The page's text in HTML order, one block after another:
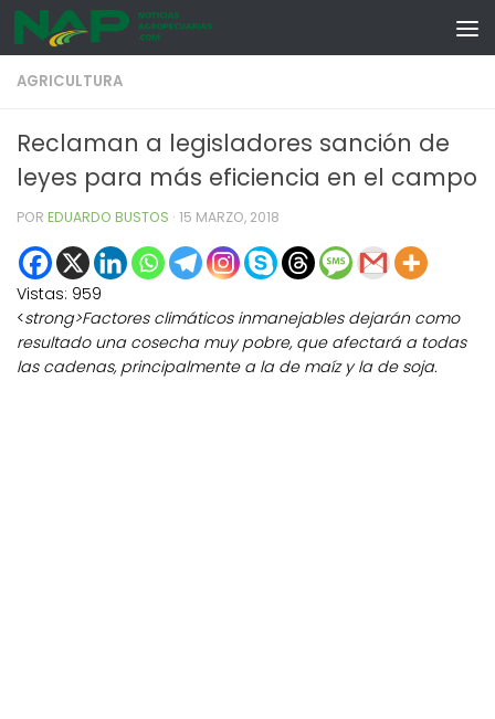
Skip to content
AGRICULTURA
Reclaman a legisladores sanción de
leyes para más eficiencia en el campo
POR EDUARDO BUSTOS · 15 MARZO, 2018
Vistas: 959
<strong>Factores climáticos inmanejables dejarán como
resultado una cosecha muy pobre, que afectará a todas
las cadenas, principalmente a la de maíz y la de soja.